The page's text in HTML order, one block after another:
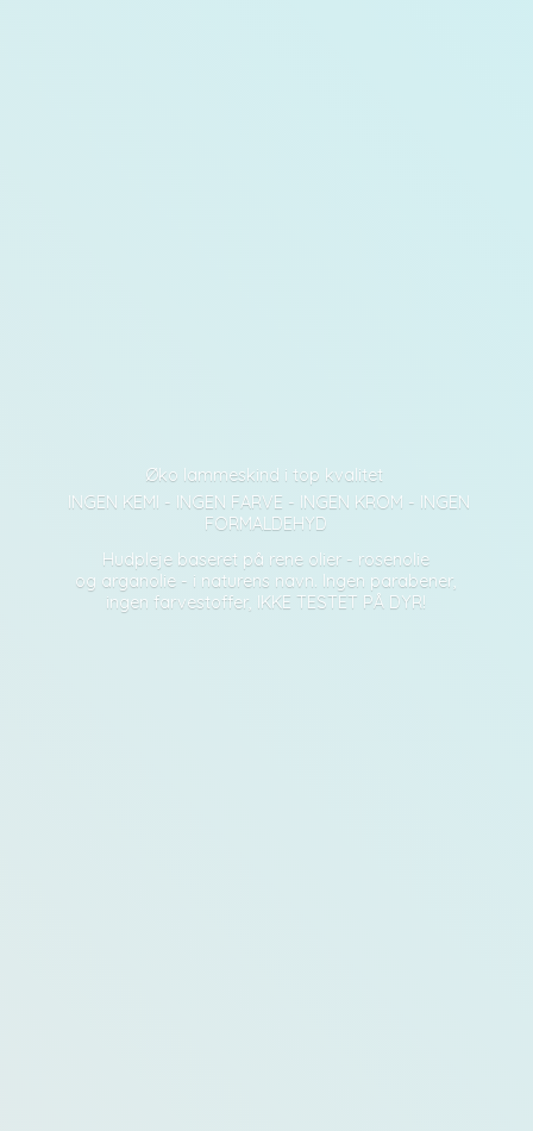
Øko lammeskind i top kvalitet
INGEN KEMI - INGEN FARVE - INGEN KROM - INGEN
FORMALDEHYD
Hudpleje baseret på rene olier - rosenolie
og arganolie - i naturens navn. Ingen parabener,
ingen farvestoffer, IKKE TESTET PÅ DYR!